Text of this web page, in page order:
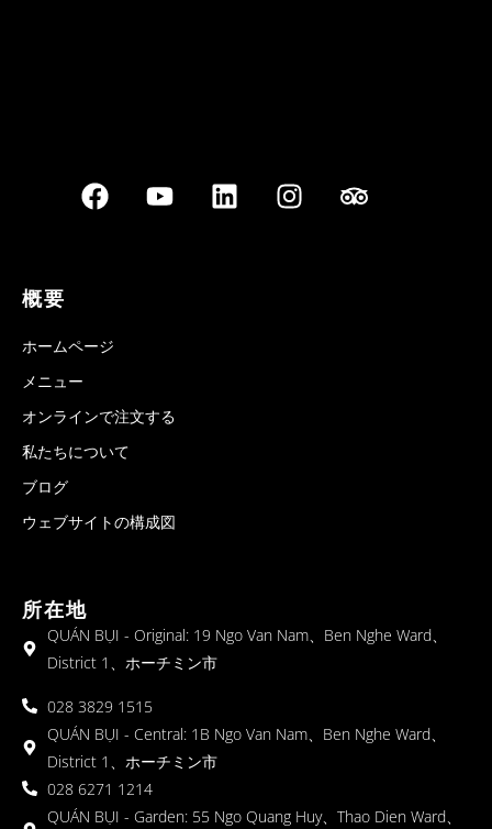
概要
ホームページ
メニュー
オンラインで注文する
私たちについて
ブログ
ウェブサイトの構成図
所在地
QUÁN BỤI - Original: 19 Ngo Van Nam、Ben Nghe Ward、
District 1、ホーチミン市
028 3829 1515
QUÁN BỤI - Central: 1B Ngo Van Nam、Ben Nghe Ward、
District 1、ホーチミン市
028 6271 1214
QUÁN BỤI - Garden: 55 Ngo Quang Huy、Thao Dien Ward、